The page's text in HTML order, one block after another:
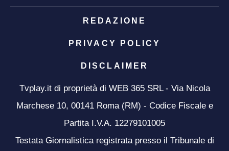
REDAZIONE
PRIVACY POLICY
DISCLAIMER
Tvplay.it di proprietà di WEB 365 SRL - Via Nicola
Marchese 10, 00141 Roma (RM) - Codice Fiscale e
Partita I.V.A. 12279101005
Testata Giornalistica registrata presso il Tribunale di